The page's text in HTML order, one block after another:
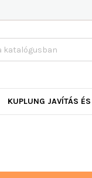
KUPLUNG JAVÍTÁS ÉS